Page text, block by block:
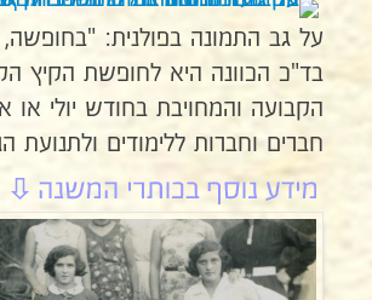
על גב התמונה בפולנית: "בחופשה, 1931".
בד"כ הכוונה היא לחופשת הקיץ
הקבועה והמחויבת בחודש יולי או
חברים וחברות ללימודים ולתנועת